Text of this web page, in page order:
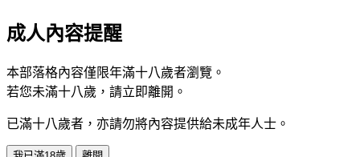
成人內容提醒
本部落格內容僅限年滿十八歲者瀏覽。
若您未滿十八歲，請立即離開。
已滿十八歲者，亦請勿將內容提供給未成年人士。